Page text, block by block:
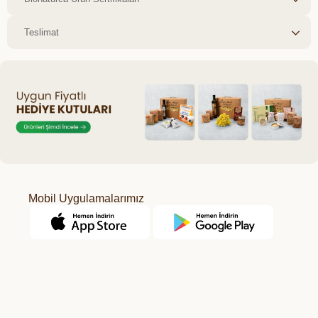
Teslimat
Mobil Uygulamalarımız